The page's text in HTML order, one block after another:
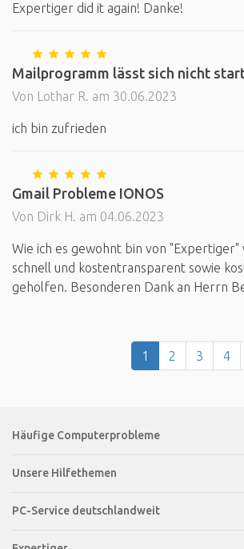
Expertiger did it again! Danke!
Mailprogramm lässt sich nicht
Von Lothar R. am 30.06.2023
ich bin zufrieden
Gmail Probleme IONOS
Von Dirk H. am 04.06.2023
Wie ich es gewohnt bin von
schnell und kostentransparent sowie
geholfen. Besonderen Dank an Herrn
1 2 3 4
Häufige Computerprobleme
Unsere Hilfethemen
PC-Service deutschlandweit